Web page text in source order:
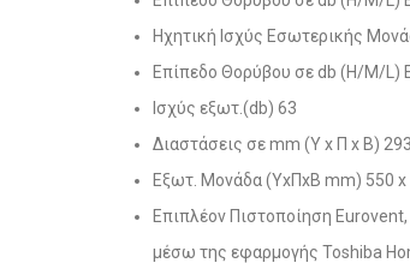
Ηχητική Ισχύς Εσωτερικής
Επίπεδο Θορύβου σε db (H/M/
Ισχύς εξωτ.(db) 63
Διαστάσεις σε mm (Υ x Π x Β)
Εξωτ. Μονάδα (ΥxΠxΒ mm) 550 x
Επιπλέον Πιστοποίηση
μέσω της εφαρμογής Toshiba